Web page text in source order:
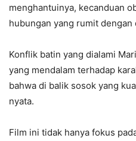
menghantuinya, kecanduan
hubungan yang rumit dengan
Konflik batin yang dialami
yang mendalam terhadap
bahwa di balik sosok yang
nyata.
Film ini tidak hanya fokus